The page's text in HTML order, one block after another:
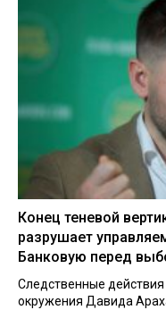
Конец теневой
разрушает
Банковую перед
Следственные
окружения Давида